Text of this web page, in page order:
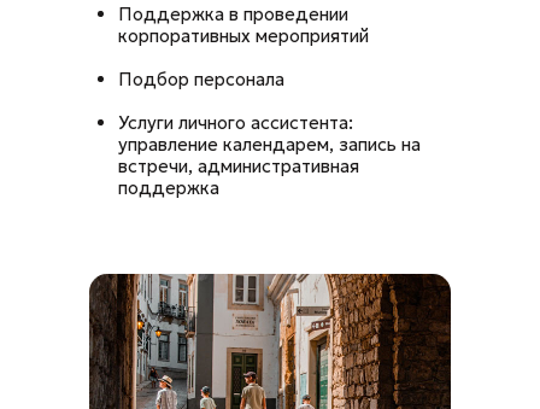
Поддержка в проведении
корпоративных мероприятий
Подбор персонала
Услуги личного ассистента:
управление календарем, запись на
встречи, административная
поддержка